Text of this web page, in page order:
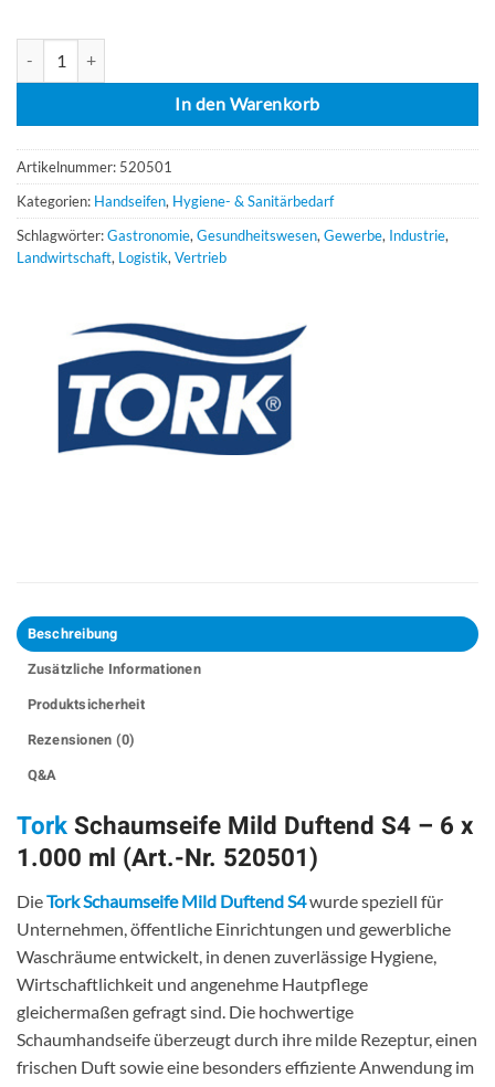
In den Warenkorb
Artikelnummer: 520501
Kategorien: Handseifen, Hygiene- & Sanitärbedarf
Schlagwörter:Gastronomie, Gesundheitswesen, Gewerbe, Industrie,
Landwirtschaft, Logistik, Vertrieb
Beschreibung
Zusätzliche Informationen
Produktsicherheit
Rezensionen (0)
Q&A
TorkSchaumseife Mild Duftend S4 – 6 x
1.000 ml (Art.-Nr. 520501)
DieTork Schaumseife Mild Duftend S4wurde speziell für
Unternehmen, öffentliche Einrichtungen und gewerbliche
Waschräume entwickelt, in denen zuverlässige Hygiene,
Wirtschaftlichkeit und angenehme Hautpflege
gleichermaßen gefragt sind. Die hochwertige
Schaumhandseife überzeugt durch ihre milde Rezeptur, einen
frischen Duft sowie eine besonders effiziente Anwendung im